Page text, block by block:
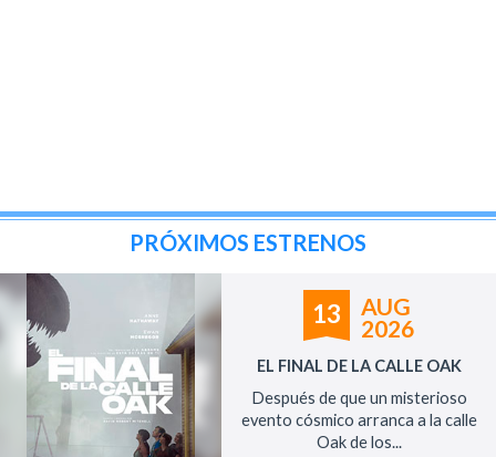
PRÓXIMOS ESTRENOS
13
AUG
2026
EL FINAL DE LA CALLE OAK
Después de que un misterioso
evento cósmico arranca a la calle
Oak de los...